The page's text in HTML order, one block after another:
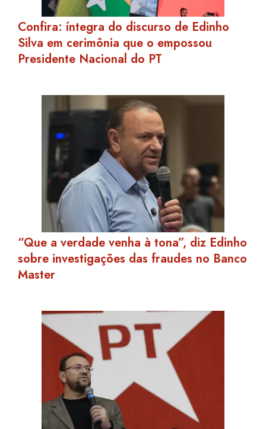
Confira: íntegra do discurso de Edinho
Silva em cerimônia que o empossou
Presidente Nacional do PT
“Que a verdade venha à tona”, diz Edinho
sobre investigações das fraudes no Banco
Master